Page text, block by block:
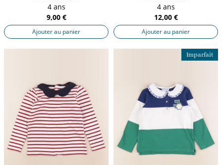
4 ans
9,00 €
Ajouter au panier
4 ans
12,00 €
Ajouter au panier
Imparfait